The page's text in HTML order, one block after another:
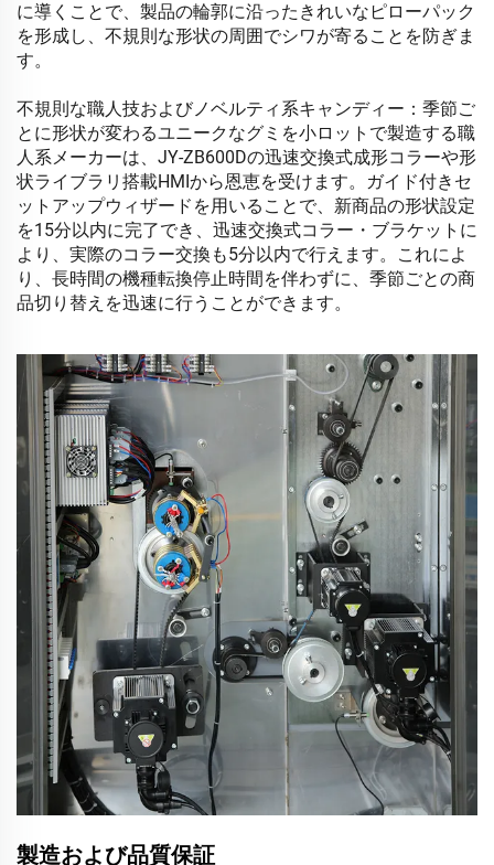
に導くことで、製品の輪郭に沿ったきれいなピローパック
を形成し、不規則な形状の周囲でシワが寄ることを防ぎま
す。
不規則な職人技およびノベルティ系キャンディー：季節ご
とに形状が変わるユニークなグミを小ロットで製造する職
人系メーカーは、JY-ZB600Dの迅速交換式成形コラーや形
状ライブラリ搭載HMIから恩恵を受けます。ガイド付きセ
ットアップウィザードを用いることで、新商品の形状設定
を15分以内に完了でき、迅速交換式コラー・ブラケットに
より、実際のコラー交換も5分以内で行えます。これによ
り、長時間の機種転換停止時間を伴わずに、季節ごとの商
品切り替えを迅速に行うことができます。
製造および品質保証